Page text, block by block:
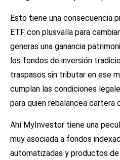
Esto tiene una consecuencia
ETF con plusvalía para
generas una ganancia
los fondos de inversión
traspasos sin tributar en ese
cumplan las condiciones
para quien rebalancea cartera
Ahí MyInvestor tiene una
muy asociada a fondos
automatizadas y productos